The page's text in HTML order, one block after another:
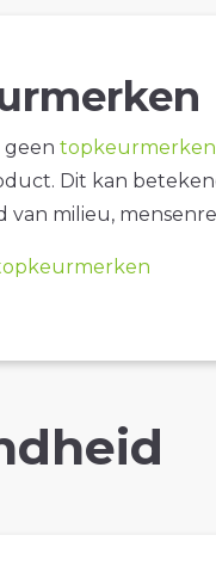
geen topkeurmerken
Dit kan
van milieu,